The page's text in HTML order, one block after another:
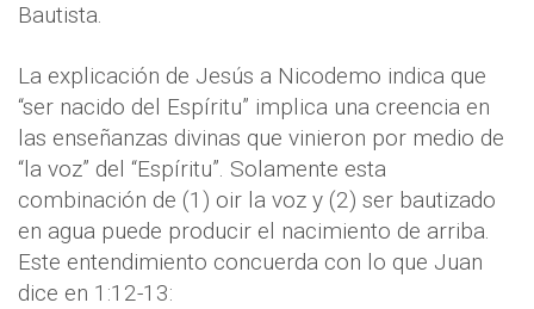
Bautista.
La explicación de Jesús a Nicodemo indica que
“ser nacido del Espíritu” implica una creencia en
las enseñanzas divinas que vinieron por medio de
“la voz” del “Espíritu”. Solamente esta
combinación de (1) oir la voz y (2) ser bautizado
en agua puede producir el nacimiento de arriba.
Este entendimiento concuerda con lo que Juan
dice en 1:12-13: